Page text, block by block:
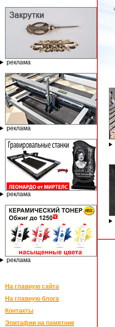
реклама
реклама
реклама
реклама
На главную сайта
На главную блога
Контакты
Эпитафии на памятник